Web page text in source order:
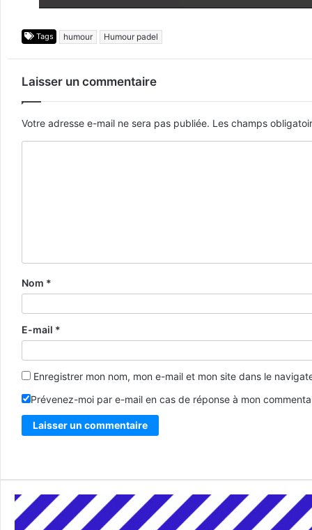
Tags humour Humour padel
Laisser un commentaire
Votre adresse e-mail ne sera pas publiée. Les champs
Nom *
E-mail *
Enregistrer mon nom, mon e-mail et mon site dans le
Prévenez-moi par e-mail en cas de réponse à mon